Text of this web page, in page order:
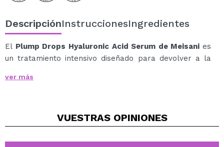
DescripciónInstruccionesIngredientes
El Plump Drops Hyaluronic Acid Serum de Meisani es
un tratamiento intensivo diseñado para devolver a la
primera aplicación.
permite hidratar tanto en superficie como en
duradero.
ver más
VUESTRAS OPINIONES